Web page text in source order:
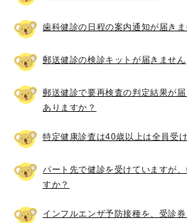
歯科健診の日程の案内通知が届きま
郵送健診の検診キットが届きません
郵送健診で要再検査の判定結果が
ありますか？
特定健康診査は40歳以上は全員受
パート先で健診を受けていますが
すか？
インフルエンザ予防接種を、受診